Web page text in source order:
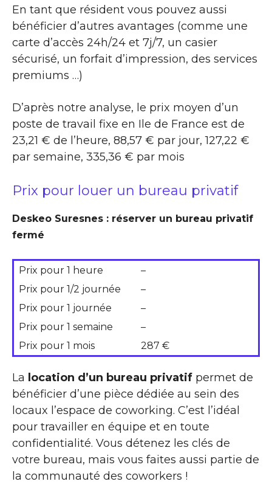
En tant que résident vous pouvez aussi
bénéficier d’autres avantages (comme une
carte d’accès 24h/24 et 7j/7, un casier
sécurisé, un forfait d’impression, des services
premiums …)
D’après notre analyse, le prix moyen d’un
poste de travail fixe en Ile de France est de
23,21 € de l’heure, 88,57 € par jour, 127,22 €
par semaine, 335,36 € par mois
Prix pour louer un bureau privatif
Deskeo Suresnes : réserver un bureau privatif
fermé
Prix pour 1 heure
–
Prix pour 1/2 journée
–
Prix pour 1 journée
–
Prix pour 1 semaine
–
Prix pour 1 mois
287 €
La location d’un bureau privatif permet de
bénéficier d’une pièce dédiée au sein des
locaux l’espace de coworking. C’est l’idéal
pour travailler en équipe et en toute
confidentialité. Vous détenez les clés de
votre bureau, mais vous faites aussi partie de
la communauté des coworkers !